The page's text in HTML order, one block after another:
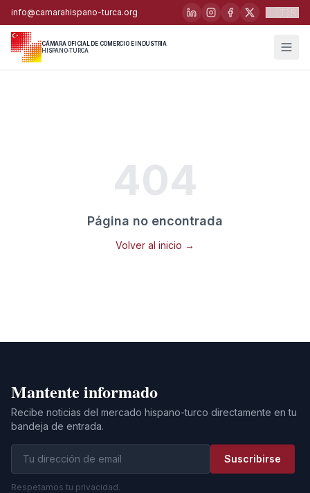
info@camarahispano-turca.org
CÁMARA OFICIAL DE COMERCIO E INDUSTRIA
HISPANO-TURCA
404
Página no encontrada
Volver al inicio →
Mantente informado
Recibe noticias del mercado hispano-turco directamente en tu
bandeja de entrada.
Suscribirse
Respetamos tu privacidad.